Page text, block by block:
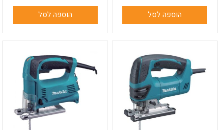
הוספה לסל הוספה לסל